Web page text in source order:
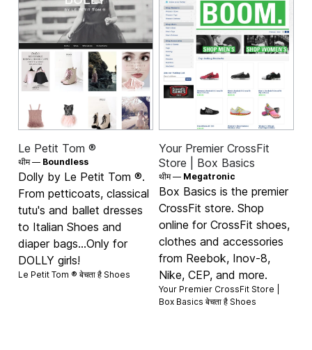
Le Petit Tom ®
थीम — Boundless
Dolly by Le Petit Tom ®.
From petticoats, classical
tutu's and ballet dresses
to Italian Shoes and
diaper bags...Only for
DOLLY girls!
Le Petit Tom ® बेचता है Shoes
Your Premier CrossFit
Store | Box Basics
थीम — Megatronic
Box Basics is the premier
CrossFit store. Shop
online for CrossFit shoes,
clothes and accessories
from Reebok, Inov-8,
Nike, CEP, and more.
Your Premier CrossFit Store |
Box Basics बेचता है Shoes